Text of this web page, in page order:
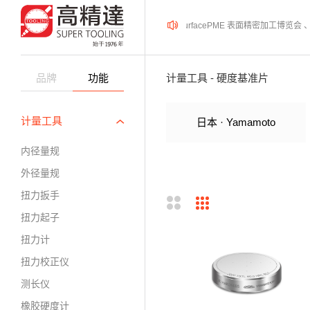
品牌 功能
计量工具
内径量规
外径量规
扭力扳手
扭力起子
扭力计
扭力校正仪
测长仪
橡胶硬度计
2026年08月12-14日、SurfacePME 表面精密加工博览会 、
计量工具 - 硬度基准片
日本 · Yamamoto